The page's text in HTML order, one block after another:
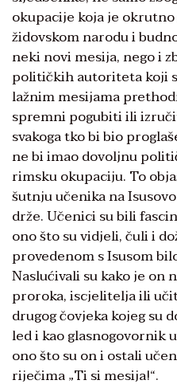
okupacije koja je
židovskom narodu i
neki novi mesija, nego i
političkih autoriteta koji
lažnim mesijama
spremni pogubiti ili
svakoga tko bi bio
ne bi imao dovoljnu
rimsku okupaciju. To
šutnju učenika na
drže. Učenici su bili
ono što su vidjeli, čuli i
provedenom s Isusom
Naslućivali su kako je on
proroka, iscjelitelja ili
drugog čovjeka kojeg su
led i kao glasnogovornik
ono što su on i ostali
riječima „Ti si mesija!“.